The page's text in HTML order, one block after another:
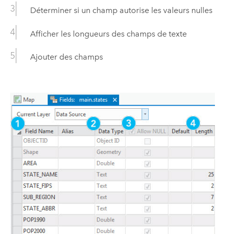
Déterminer si un champ autorise les valeurs nulles
Afficher les longueurs des champs de texte
Ajouter des champs